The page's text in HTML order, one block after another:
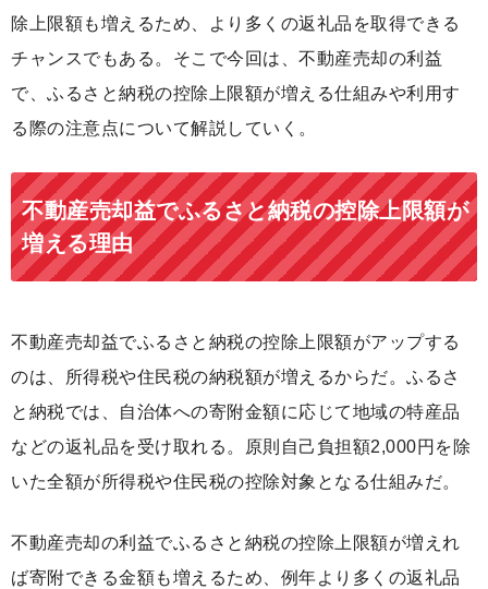
除上限額も増えるため、より多くの返礼品を取得できる
チャンスでもある。そこで今回は、不動産売却の利益
で、ふるさと納税の控除上限額が増える仕組みや利用す
る際の注意点について解説していく。
不動産売却益でふるさと納税の控除上限額が
増える理由
不動産売却益でふるさと納税の控除上限額がアップする
のは、所得税や住民税の納税額が増えるからだ。ふるさ
と納税では、自治体への寄附金額に応じて地域の特産品
などの返礼品を受け取れる。原則自己負担額2,000円を除
いた全額が所得税や住民税の控除対象となる仕組みだ。
不動産売却の利益でふるさと納税の控除上限額が増えれ
ば寄附できる金額も増えるため、例年より多くの返礼品